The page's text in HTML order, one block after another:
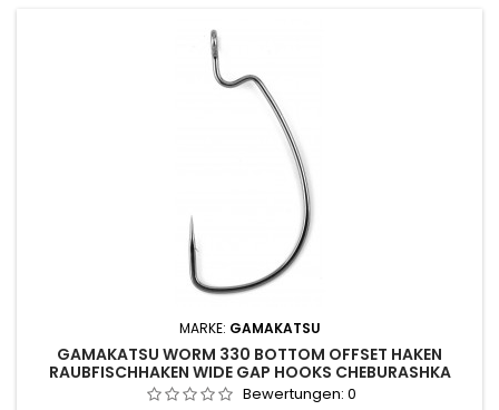
MARKE: GAMAKATSU
GAMAKATSU WORM 330 BOTTOM OFFSET HAKEN
RAUBFISCHHAKEN WIDE GAP HOOKS CHEBURASHKA
Bewertungen: 0